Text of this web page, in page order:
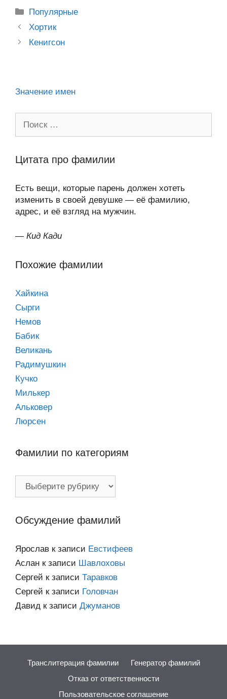
kl
a
ss
b
s
A
p
gr
a
m
Рубрики
Популярные
Post
navigation
Хортик
Кенигсон
Значение имен
Цитата про фамилии
Есть вещи, которые парень должен хотеть
изменить в своей девушке — её фамилию,
адрес, и её взгляд на мужчин.
— Кид Кади
Похожие фамилии
Хайкина
Сырги
Немов
Бабик
Великань
Радимушкин
Кучко
Милькер
Альковер
Люрсен
Фамилии по категориям
Фамилии
Обсуждение фамилий
Ярослав к записи Евстифеев
Аслан к записи Шавлоховы
Сергей к записи Таравков
Сергей к записи Головчан
Давид к записи Джуманов
Транслитерация фамилии
Генератор фамилий
Отказ от ответственности
Пользовательское соглашение